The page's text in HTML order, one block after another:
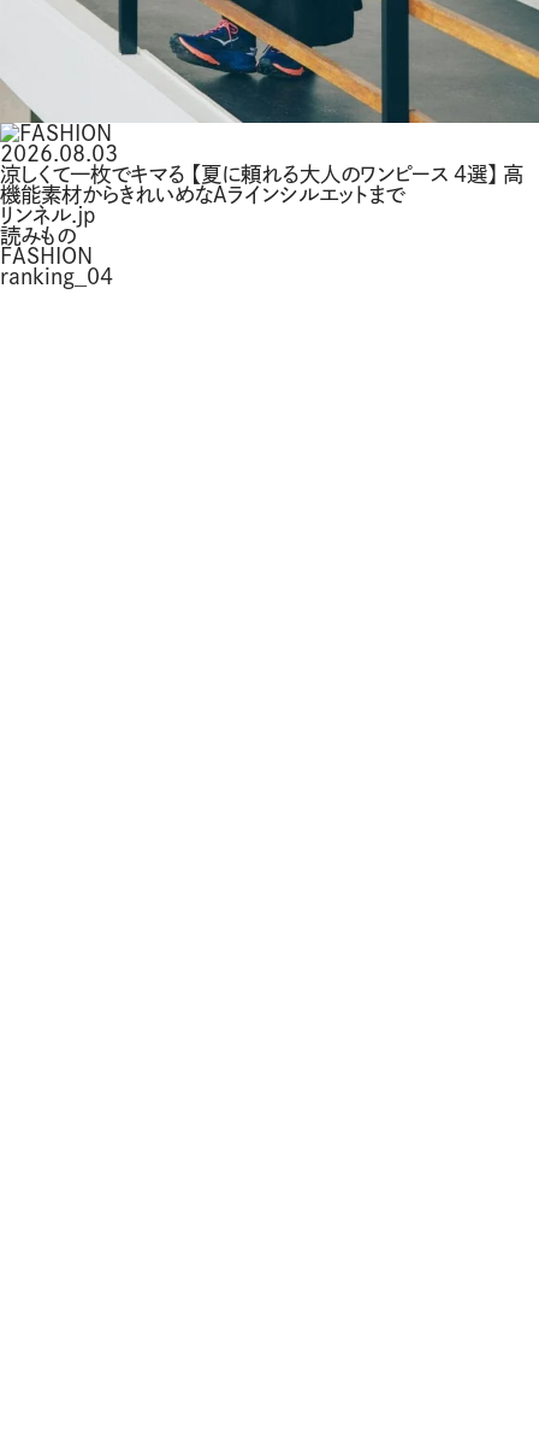
2026.08.03
涼しくて一枚でキマる 【夏に頼れる大人のワンピース 4選】 高
機能素材からきれいめなAラインシルエットまで
リンネル.jp
読みもの
FASHION
ranking_04